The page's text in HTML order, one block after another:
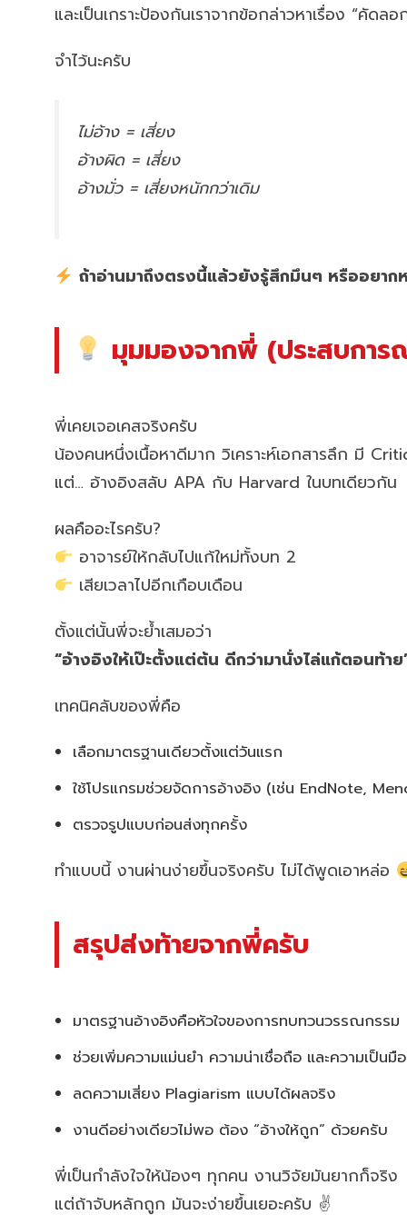
และเป็นเกราะป้องกันเราจากข้อกล่าวหาเรื่อง “คัดล
จำไว้นะครับ
ไม่อ้าง = เสี่ยง
อ้างผิด = เสี่ยง
อ้างมั่ว = เสี่ยงหนักกว่าเดิม
ถ้าอ่านมาถึงตรงนี้แล้วยังรู้สึกมึนๆ หรืออยา
มุมมองจากพี่ (ประสบการ
พี่เคยเจอเคสจริงครับ
น้องคนหนึ่งเนื้อหาดีมาก วิเคราะห์เอกสารลึก มี
แต่… อ้างอิงสลับ APA กับ Harvard ในบทเดียวกัน
ผลคืออะไรครับ?
อาจารย์ให้กลับไปแก้ใหม่ทั้งบท 2
เสียเวลาไปอีกเกือบเดือน
ตั้งแต่นั้นพี่จะย้ำเสมอว่า
“อ้างอิงให้เป๊ะตั้งแต่ต้น ดีกว่ามานั่งไล่แก้ตอนท้าย
เทคนิคลับของพี่คือ
เลือกมาตรฐานเดียวตั้งแต่วันแรก
ใช้โปรแกรมช่วยจัดการอ้างอิง (เช่น EndNote,
ตรวจรูปแบบก่อนส่งทุกครั้ง
ทำแบบนี้ งานผ่านง่ายขึ้นจริงครับ ไม่ได้พูดเอาหล่อ
สรุปส่งท้ายจากพี่ครับ
มาตรฐานอ้างอิงคือหัวใจของการทบทวนวรรณกรรม
ช่วยเพิ่มความแม่นยำ ความน่าเชื่อถือ และความเป็นมื
ลดความเสี่ยง Plagiarism แบบได้ผลจริง
งานดีอย่างเดียวไม่พอ ต้อง “อ้างให้ถูก” ด้วยครับ
พี่เป็นกำลังใจให้น้องๆ ทุกคน งานวิจัยมันยากก็จริง
แต่ถ้าจับหลักถูก มันจะง่ายขึ้นเยอะครับ ✌️